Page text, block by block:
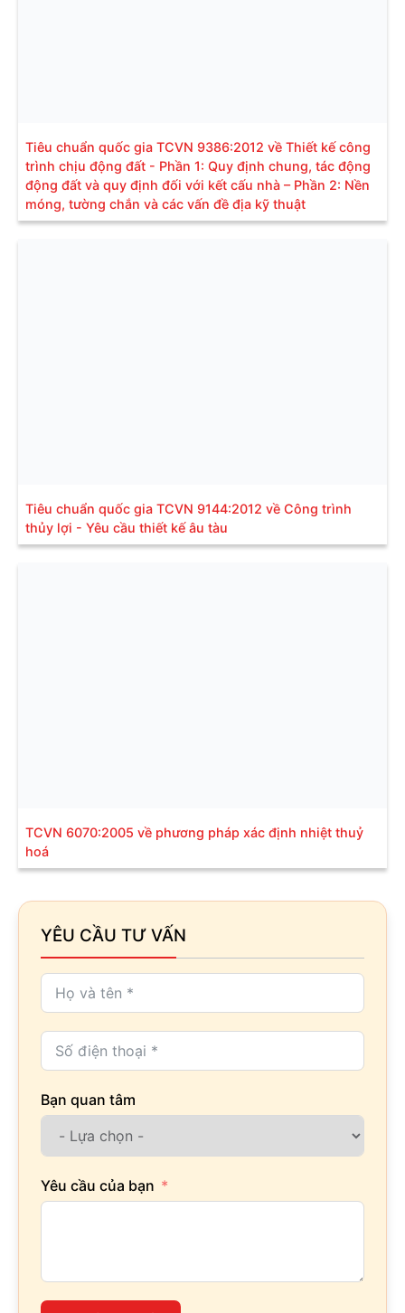
Tiêu chuẩn quốc gia TCVN 9386:2012 về Thiết kế công
trình chịu động đất - Phần 1: Quy định chung, tác động
động đất và quy định đối với kết cấu nhà – Phần 2: Nền
móng, tường chắn và các vấn đề địa kỹ thuật
Tiêu chuẩn quốc gia TCVN 9144:2012 về Công trình
thủy lợi - Yêu cầu thiết kế âu tàu
TCVN 6070:2005 về phương pháp xác định nhiệt thuỷ
hoá
YÊU CẦU TƯ VẤN
Bạn quan tâm
Yêu cầu của bạn